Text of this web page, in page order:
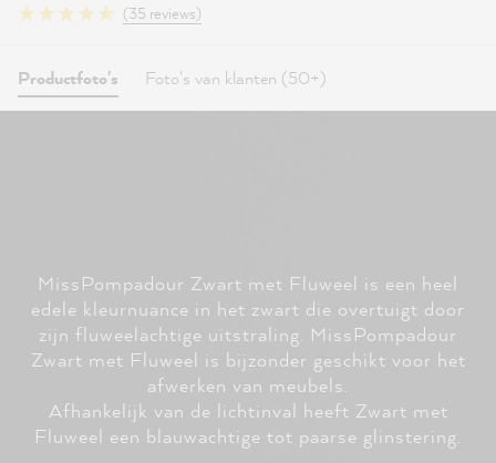
(35 reviews)
Productfoto's Foto's van klanten (50+)
MissPompadour Zwart met Fluweel is een heel
edele kleurnuance in het zwart die overtuigt door
zijn fluweelachtige uitstraling. MissPompadour
Zwart met Fluweel is bijzonder geschikt voor het
afwerken van meubels.
Afhankelijk van de lichtinval heeft Zwart met
Fluweel een blauwachtige tot paarse glinstering.